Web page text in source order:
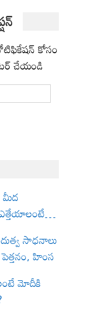
కోసం
చేయండి
మీద
ఎత్తేయాలంటే…
సాధనాలు
హింస
మోదీకి